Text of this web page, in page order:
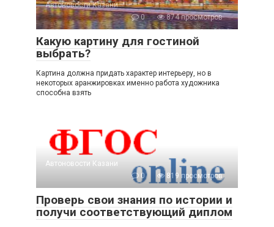
Автоновости Казани
0
874 просмотров
Какую картину для гостиной
выбрать?
Картина должна придать характер интерьеру, но в
некоторых аранжировках именно работа художника
способна взять
Автоновости Казани
0
819 просмотров
Проверь свои знания по истории и
получи соответствующий диплом